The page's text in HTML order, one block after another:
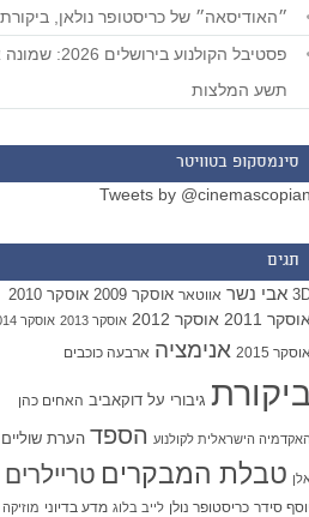
״האודיסאה״ של כריסטופר נולאן, ביקורת
פסטיבל הקולנוע בירושלים 2026:
תשע המלצות
סינמסקופ בטוויטר
Tweets by @cinemascopian
תגים
אבי נשר אווטאר אוסקר 2009 אוסקר 2010
אוסקר 2011 אוסקר 2012 אוסקר 2013 אוסקר 2014
אוסקר 2015 אנימציה ארבעה כוכבים
גיבורי על דוקאביב האחים כהן
האקדמיה הישראלית לקולנוע הספד הערת שוליים
טבלת המבקרים טריילרים
יוסף סידר כריסטופר נולן לייב בלוג מדע בדיוני מוזיקה